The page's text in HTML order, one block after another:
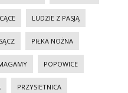
LUDZIE Z PASJĄ
PIŁKA NOŻNA
POPOWICE
PRZYSIETNICA